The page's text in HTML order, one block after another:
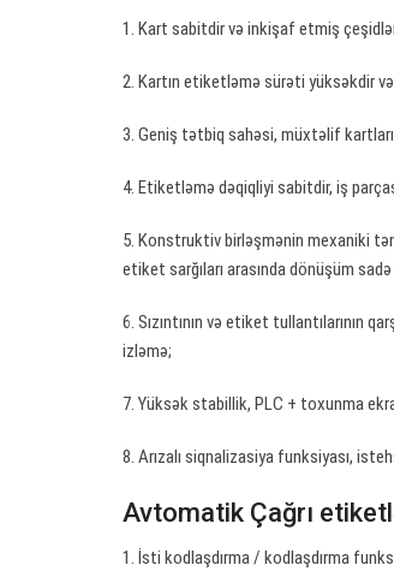
1. Kart sabitdir və inkişaf etmiş
2. Kartın etiketləmə sürəti yüksəkdir
3. Geniş tətbiq sahəsi, müxtəlif
4. Etiketləmə dəqiqliyi sabitdir, iş
5. Konstruktiv birləşmənin mexaniki
etiket sarğıları arasında dönüşüm
6. Sızıntının və etiket
izləmə;
7. Yüksək stabillik, PLC + toxunma
8. Arızalı siqnalizasiya funksiyası,
Avtomatik Çağrı
1. İsti kodlaşdırma / kodlaşdırma